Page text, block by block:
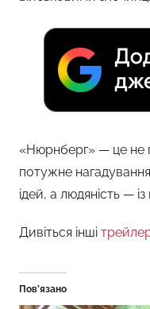
«Нюрнберг» — це не
потужне
ідей, а людяність —
Дивіться інші
Пов’язано